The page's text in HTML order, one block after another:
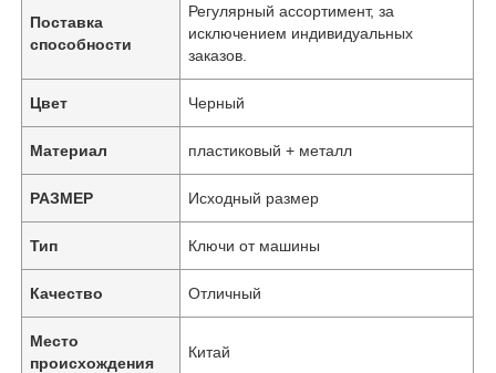
Поставка
способности
Регулярный ассортимент, за
исключением индивидуальных
заказов.
Цвет Черный
Материал пластиковый + металл
РАЗМЕР Исходный размер
Тип Ключи от машины
Качество Отличный
Место
происхождения
Китай